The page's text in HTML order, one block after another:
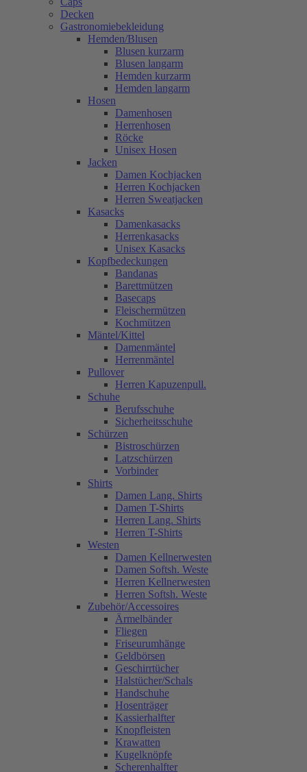
Decken
Gastronomiebekleidung
Hemden/Blusen
Blusen kurzarm
Blusen langarm
Hemden kurzarm
Hemden langarm
Hosen
Damenhosen
Herrenhosen
Röcke
Unisex Hosen
Jacken
Damen Kochjacken
Herren Kochjacken
Herren Sweatjacken
Kasacks
Damenkasacks
Herrenkasacks
Unisex Kasacks
Kopfbedeckungen
Bandanas
Barettmützen
Basecaps
Fleischermützen
Kochmützen
Mäntel/Kittel
Damenmäntel
Herrenmäntel
Pullover
Herren Kapuzenpull.
Schuhe
Berufsschuhe
Sicherheitsschuhe
Schürzen
Bistroschürzen
Latzschürzen
Vorbinder
Shirts
Damen Lang. Shirts
Damen T-Shirts
Herren Lang. Shirts
Herren T-Shirts
Westen
Damen Kellnerwesten
Damen Softsh. Weste
Herren Kellnerwesten
Herren Softsh. Weste
Zubehör/Accessoires
Ärmelbänder
Fliegen
Friseurumhänge
Geldbörsen
Geschirrtücher
Halstücher/Schals
Handschuhe
Hosenträger
Kassierhalfter
Knopfleisten
Krawatten
Kugelknöpfe
Scherenhalfter